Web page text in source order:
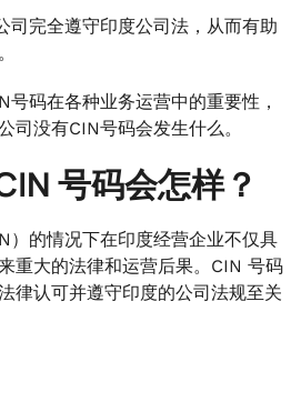
司完全遵守印度公司法，从而有助
号码在各种业务运营中的重要性，
司没有CIN号码会发生什么。
号码会怎样？
）的情况下在印度经营企业不仅具
重大的法律和运营后果。CIN 号码
律认可并遵守印度的公司法规至关